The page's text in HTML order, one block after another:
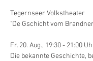
Tegernseer Volkstheater
Fr. 20. Aug., 19:30 - 21:00
Die bekannte Geschichte,